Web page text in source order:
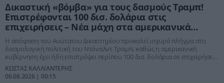
Δικαστική «βόμβα» για τους δασμούς Τραμπ!
Επιστρέφονται 100 δισ. δολάρια στις
επιχειρήσεις – Νέα μάχη στα αμερικανικά
δικαστήρια
Η απόφαση του Ανώτατου Δικαστηρίου προκαλεί ισχυρό πλήγμα στη
δασμολογική πολιτική του Ντόναλντ Τραμπ, καθώς η αμερικανική
κυβέρνηση έχει ήδη επιστρέψει περίπου 100 δισ. δολάρια σε επιχειρήσεις.
Την ίδια στιγμή, νέες προσφυγές απειλούν και το τελευταίο πακέτο
δασμών, ανοίγοντας νέο κύκλο αβεβαιότητας για το παγκόσμιο εμπόριο.
ΚΩΣΤΑΣ ΚΑΛΛΙΑΝΤΕΡΗΣ
06.08.2026 | 00:15